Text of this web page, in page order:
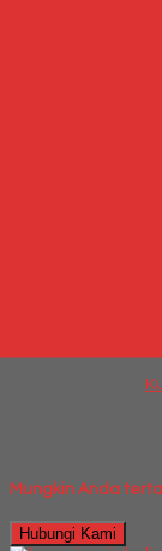
Mungkin Anda
Hubungi Kami